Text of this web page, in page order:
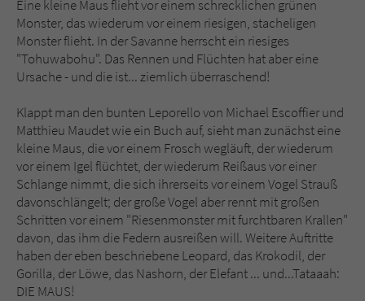
Eine kleine Maus flieht vor einem schrecklichen grünen
Monster, das wiederum vor einem riesigen, stacheligen
Monster flieht. In der Savanne herrscht ein riesiges
"Tohuwabohu". Das Rennen und Flüchten hat aber eine
Ursache - und die ist... ziemlich überraschend!
Klappt man den bunten Leporello von Michael Escoffier und
Matthieu Maudet wie ein Buch auf, sieht man zunächst eine
kleine Maus, die vor einem Frosch wegläuft, der wiederum
vor einem Igel flüchtet, der wiederum Reißaus vor einer
Schlange nimmt, die sich ihrerseits vor einem Vogel Strauß
davonschlängelt; der große Vogel aber rennt mit großen
Schritten vor einem "Riesenmonster mit furchtbaren Krallen"
davon, das ihm die Federn ausreißen will. Weitere Auftritte
haben der eben beschriebene Leopard, das Krokodil, der
Gorilla, der Löwe, das Nashorn, der Elefant ... und...Tataaah:
DIE MAUS!
Zweck Cookie für Kommentare einzelner Buchtitel
Name fe_typo_user
Anbieter Literatur-Couch Medien GmbH & Co. KG
Laufzeit Session
Zweck
Dieses Cookie gewährleistet die
Kommunikation der Webseite mit dem
Benutzer. Es wird benötigt um z. B. den
Sicherheitscode des Kontaktformulars zu
überprüfen.